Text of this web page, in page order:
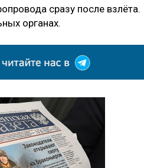
сразу после взлёта.
органах.